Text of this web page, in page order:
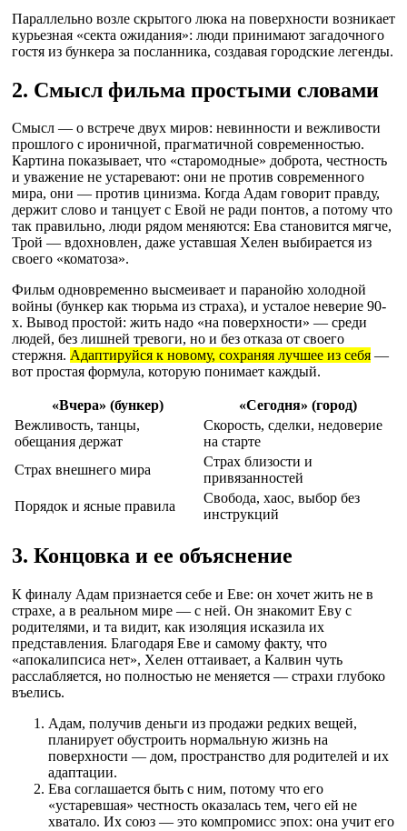
Параллельно возле скрытого люка на поверхности возникает
курьезная «секта ожидания»: люди принимают загадочного
гостя из бункера за посланника, создавая городские легенды.
2. Смысл фильма простыми словами
Смысл — о встрече двух миров: невинности и вежливости
прошлого с ироничной, прагматичной современностью.
Картина показывает, что «старомодные» доброта, честность
и уважение не устаревают: они не против современного
мира, они — против цинизма. Когда Адам говорит правду,
держит слово и танцует с Евой не ради понтов, а потому что
так правильно, люди рядом меняются: Ева становится мягче,
Трой — вдохновлен, даже уставшая Хелен выбирается из
своего «коматоза».
Фильм одновременно высмеивает и паранойю холодной
войны (бункер как тюрьма из страха), и усталое неверие 90-
х. Вывод простой: жить надо «на поверхности» — среди
людей, без лишней тревоги, но и без отказа от своего
стержня. Адаптируйся к новому, сохраняя лучшее из себя —
вот простая формула, которую понимает каждый.
«Вчера» (бункер)
«Сегодня» (город)
Вежливость, танцы,
обещания держат
Скорость, сделки, недоверие
на старте
Страх внешнего мира
Страх близости и
привязанностей
Порядок и ясные правила
Свобода, хаос, выбор без
инструкций
3. Концовка и ее объяснение
К финалу Адам признается себе и Еве: он хочет жить не в
страхе, а в реальном мире — с ней. Он знакомит Евy с
родителями, и та видит, как изоляция исказила их
представления. Благодаря Еве и самому факту, что
«апокалипсиса нет», Хелен оттаивает, а Калвин чуть
расслабляется, но полностью не меняется — страхи глубоко
въелись.
Адам, получив деньги из продажи редких вещей,
планирует обустроить нормальную жизнь на
поверхности — дом, пространство для родителей и их
адаптации.
Ева соглашается быть с ним, потому что его
«устаревшая» честность оказалась тем, чего ей не
хватало. Их союз — это компромисс эпох: она учит его